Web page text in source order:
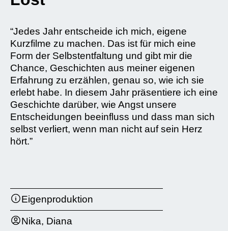
“Jedes Jahr entscheide ich mich, eigene
Kurzfilme zu machen. Das ist für mich eine
Form der Selbstentfaltung und gibt mir die
Chance, Geschichten aus meiner eigenen
Erfahrung zu erzählen, genau so, wie ich sie
erlebt habe. In diesem Jahr präsentiere ich eine
Geschichte darüber, wie Angst unsere
Entscheidungen beeinfluss und dass man sich
selbst verliert, wenn man nicht auf sein Herz
hört.”
Eigenproduktion
Nika, Diana